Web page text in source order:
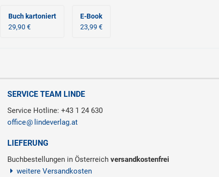
Buch kartoniert
29,90 €
E-Book
23,99 €
SERVICE TEAM LINDE
Service Hotline: +43 1 24 630
office
lindeverlag.at
LIEFERUNG
Buchbestellungen in Österreich versandkostenfrei
weitere Versandkosten